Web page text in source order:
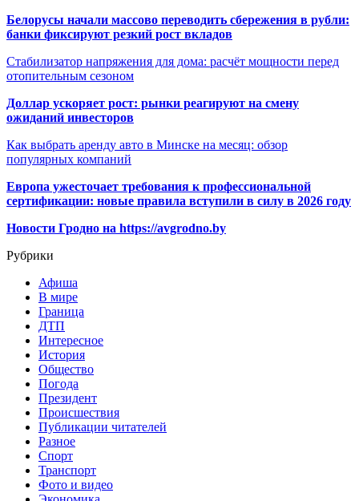
Белорусы начали массово переводить сбережения в рубли:
банки фиксируют резкий рост вкладов
Стабилизатор напряжения для дома: расчёт мощности перед
отопительным сезоном
Доллар ускоряет рост: рынки реагируют на смену
ожиданий инвесторов
Как выбрать аренду авто в Минске на месяц: обзор
популярных компаний
Европа ужесточает требования к профессиональной
сертификации: новые правила вступили в силу в 2026 году
Новости Гродно на https://avgrodno.by
Рубрики
Афиша
В мире
Граница
ДТП
Интересное
История
Общество
Погода
Президент
Происшествия
Публикации читателей
Разное
Спорт
Транспорт
Фото и видео